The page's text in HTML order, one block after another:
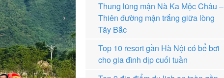
Thung lũng mận Nà Ka Mộc Châu –
Thiên đường mận trắng giữa lòng
Tây Bắc
Top 10 resort gần Hà Nội có bể bơi
cho gia đình dịp cuối tuần